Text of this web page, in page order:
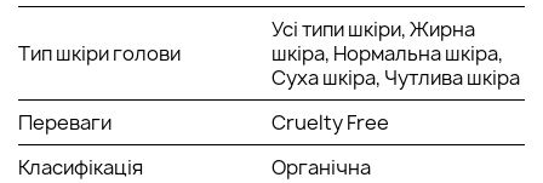
Тип шкіри голови
Усі типи шкіри, Жирна
шкіра, Нормальна шкіра,
Суха шкіра, Чутлива шкіра
Переваги
Cruelty Free
Класифікація
Органічна